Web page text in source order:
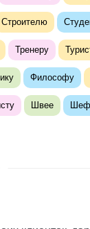
Строителю
Тренеру
Философу
Швее